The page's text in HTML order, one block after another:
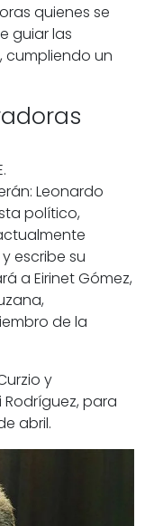
quienes se
guiar las
un
Leonardo
político,
escribe su
a Eirinet Gómez,
,
de la
y
Rodríguez, para
abril.